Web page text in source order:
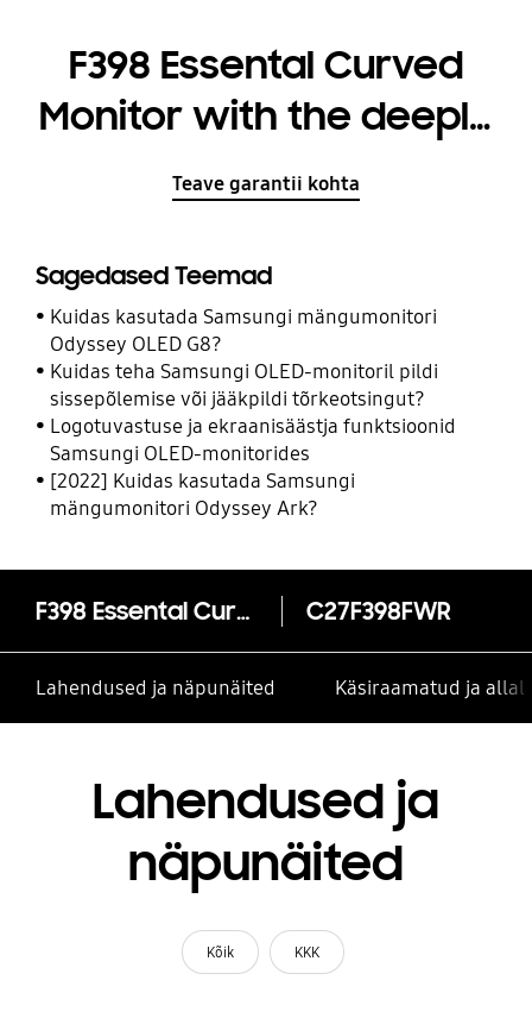
F398 Essental Curved
Monitor with the deeply
immersive viewing
Teave garantii kohta
Sagedased Teemad
Kuidas kasutada Samsungi mängumonitori
Odyssey OLED G8?
Kuidas teha Samsungi OLED-monitoril pildi
sissepõlemise või jääkpildi tõrkeotsingut?
Logotuvastuse ja ekraanisäästja funktsioonid
Samsungi OLED-monitorides
[2022] Kuidas kasutada Samsungi
mängumonitori Odyssey Ark?
F398 Essental Curved Monitor with the deeply immersive viewing experience C27F398FWR
Lahendused ja näpunäited Käsiraamatud ja
Lahendused ja
näpunäited
Kõik KKK